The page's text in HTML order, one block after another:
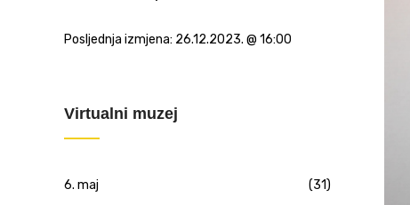
Posljednja izmjena: 26.12.2023. @ 16:00
Virtualni muzej
6. maj (31)